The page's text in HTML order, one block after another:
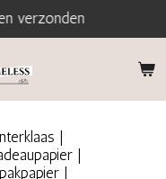
verzonden
|
|
|